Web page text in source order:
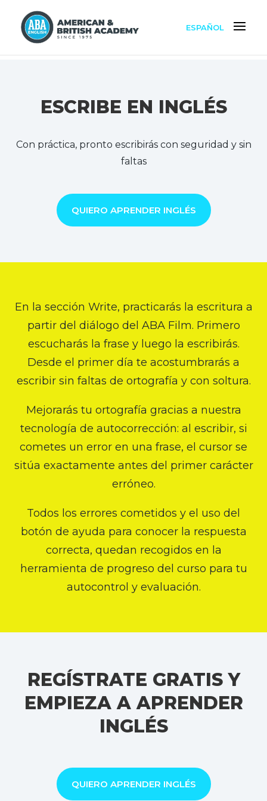
ESPAÑOL
ESCRIBE EN INGLÉS
Con práctica, pronto escribirás con seguridad y sin
faltas
QUIERO APRENDER INGLÉS
En la sección Write, practicarás la escritura a
partir del diálogo del ABA Film. Primero
escucharás la frase y luego la escribirás.
Desde el primer día te acostumbrarás a
escribir sin faltas de ortografía y con soltura.
Mejorarás tu ortografía gracias a nuestra
tecnología de autocorrección: al escribir, si
cometes un error en una frase, el cursor se
sitúa exactamente antes del primer carácter
erróneo.
Todos los errores cometidos y el uso del
botón de ayuda para conocer la respuesta
correcta, quedan recogidos en la
herramienta de progreso del curso para tu
autocontrol y evaluación.
REGÍSTRATE GRATIS Y
EMPIEZA A APRENDER
INGLÉS
QUIERO APRENDER INGLÉS